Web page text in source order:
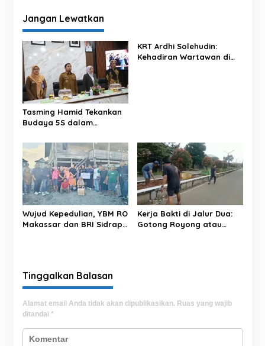
a
s
i
p
o
s
Jangan Lewatkan
Tasming Hamid Tekankan
Budaya 5S dalam
Makkasau
KRT Ardhi Solehudin:
Kehadiran Wartawan di
Wujud Kepedulian, YBM RO
Makassar dan BRI Sidrap
Kerja Bakti di Jalur Dua:
Gotong Royong atau
Tinggalkan Balasan
Alamat email Anda tidak akan dipublikasikan. Ruas yang wajib
ditandai *